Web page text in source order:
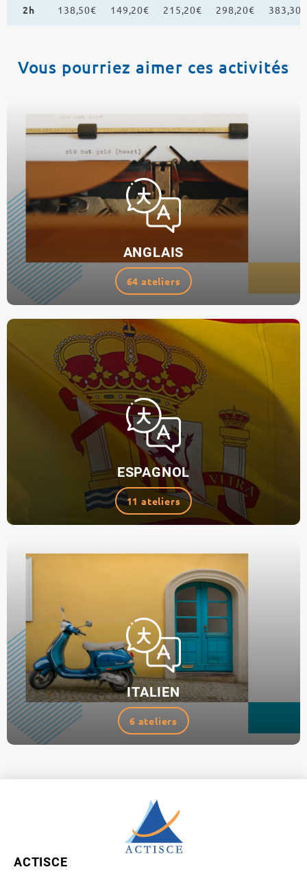
2h 138,50€ 149,20€ 215,20€ 298,20€ 383,30€
Vous pourriez aimer ces activités
ANGLAIS
64 ateliers
ESPAGNOL
11 ateliers
ITALIEN
6 ateliers
ACTISCE